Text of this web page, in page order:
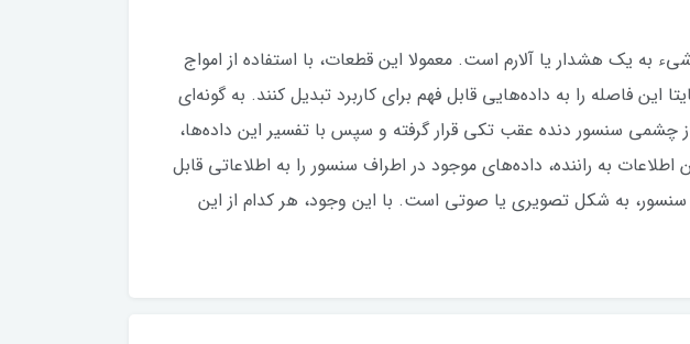
به یک هشدار یا آلارم است. معمولا این قطعات، با استفاده از امواج
فاصله را به داده‌هایی قابل فهم برای کاربرد تبدیل کنند. به گونه‌ای
سنسور دنده عقب تکی قرار گرفته و سپس با تفسیر این داده‌ها،
به راننده، داده‌های موجود در اطراف سنسور را به اطلاعاتی قابل
به شکل تصویری یا صوتی است. با این وجود، هر کدام از این